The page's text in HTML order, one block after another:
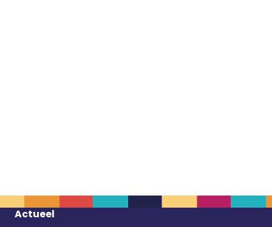
Footer
Actueel